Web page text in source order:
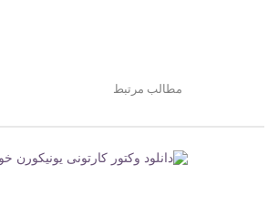
مطالب مرتبط